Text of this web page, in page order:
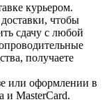
курьером.
чтобы
сдачу с любой
получаете
или оформлении в
и MasterCard.